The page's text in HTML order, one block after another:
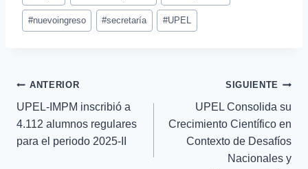
#nuevoingreso #secretaría #UPEL
ANTERIOR
UPEL-IMPM inscribió a
4.112 alumnos regulares
para el periodo 2025-II
SIGUIENTE
UPEL Consolida su
Crecimiento Científico en
Contexto de Desafíos
Nacionales y